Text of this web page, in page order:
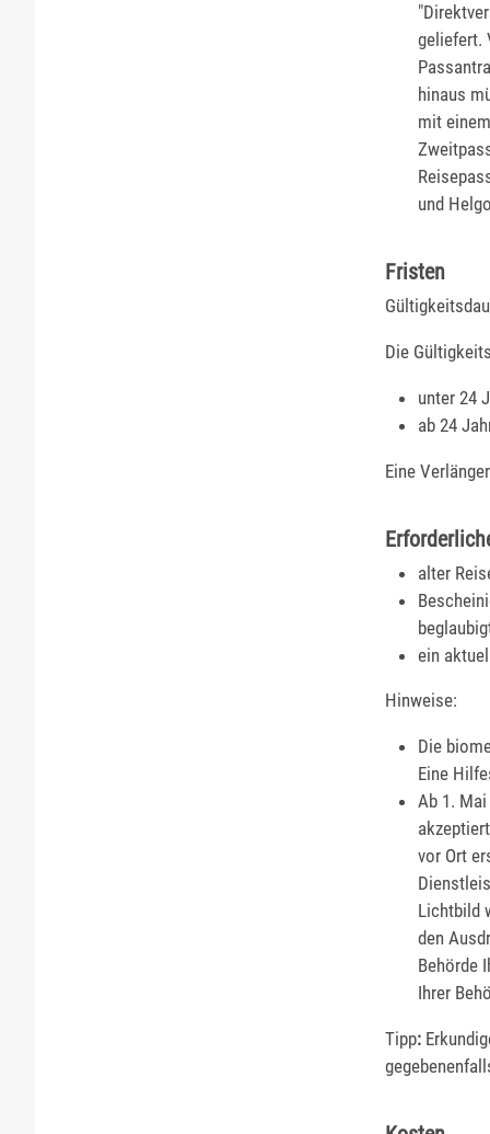
geliefert.
hinaus
mit
und
Fristen
Die
unter 24
ab 24
Eine
alter
ein
Hinweise:
Die
Eine
Ab 1.
vor Ort
Lichtbild
den
Behörde
Ihrer
Tipp: